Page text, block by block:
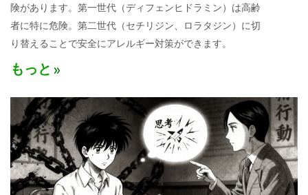
険があります。第一世代（ディフェンヒドラミン）は高齢
者に特に危険。第二世代（セチリジン、ロラタジン）に切
り替えることで安全にアレルギー対策ができます。
もっと